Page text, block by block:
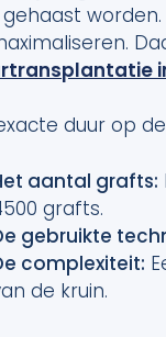
duur op
aantal grafts:
grafts.
gebruikte
complexiteit:
de kruin.